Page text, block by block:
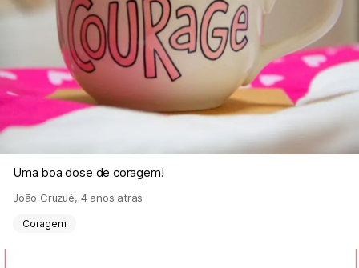
Uma boa dose de coragem!
João Cruzué, 4 anos atrás
Coragem